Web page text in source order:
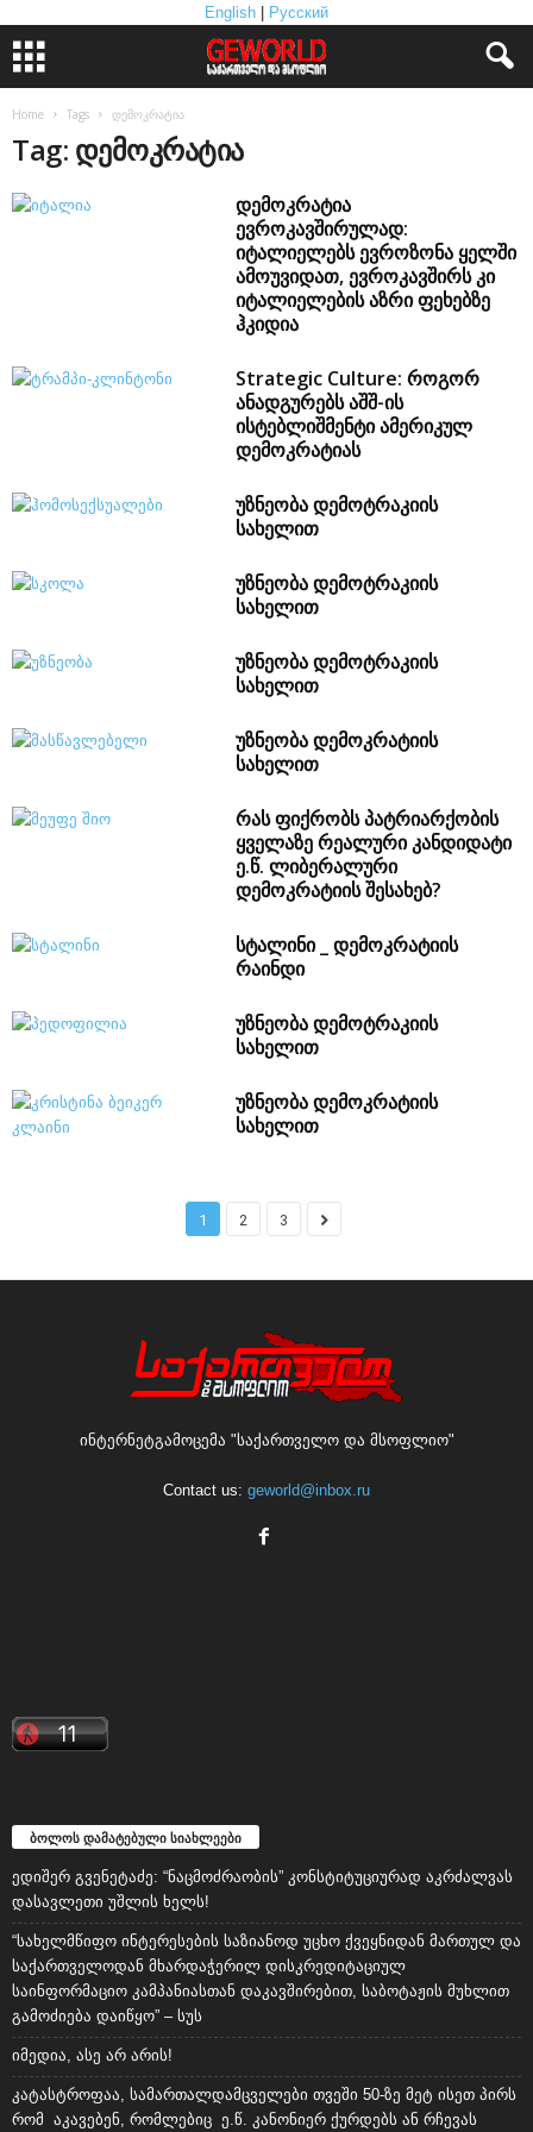
English Русский
Home Tags დემოკრატია
Tag: დემოკრატია
დემოკრატია
ევროკავშირულად:
იტალიელებს ევროზონა ყელში
ამოუვიდათ, ევროკავშირს კი
იტალიელების აზრი ფეხებზე
ჰკიდია
Strategic Culture: როგორ
ანადგურებს აშშ-ის
ისტებლიშმენტი ამერიკულ
დემოკრატიას
უზნეობა დემოტრაკიის
სახელით
უზნეობა დემოტრაკიის
სახელით
უზნეობა დემოტრაკიის
სახელით
უზნეობა დემოკრატიის
სახელით
რას ფიქრობს პატრიარქობის
ყველაზე რეალური კანდიდატი
ე.წ. ლიბერალური
დემოკრატიის შესახებ?
სტალინი _ დემოკრატიის
რაინდი
უზნეობა დემოტრაკიის
სახელით
უზნეობა დემოკრატიის
სახელით
1 2 3
ინტერნეტგამოცემა "საქართველო და მსოფლიო"
Contact us: geworld@inbox.ru
ბოლოს დამატებული სიახლეები
ედიშერ გვენეტაძე: “ნაცმოძრაობის” კონსტიტუციურად აკრძალვას
დასავლეთი უშლის ხელს!
“სახელმწიფო ინტერესების საზიანოდ უცხო ქვეყნიდან მართულ და
საქართველოდან მხარდაჭერილ დისკრედიტაციულ
საინფორმაციო კამპანიასთან დაკავშირებით, საბოტაჟის მუხლით
გამოძიება დაიწყო” – სუს
იმედია, ასე არ არის!
კატასტროფაა, სამართალდამცველები თვეში 50-ზე მეტ ისეთ პირს
რომ აკავებენ, რომლებიც ე.წ. კანონიერ ქურდებს ან რჩევას